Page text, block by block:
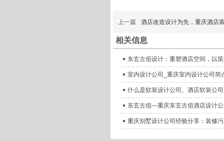
上一篇 酒店改造设计为先，重庆酒店
相关信息
东玄古佰设计：重塑酒店空间，以
室内设计公司_重庆室内设计公司简
什么是软装设计公司、酒店软装公
东玄古佰—重庆东玄古佰酒店设计
重庆别墅设计公司经验分享：装修